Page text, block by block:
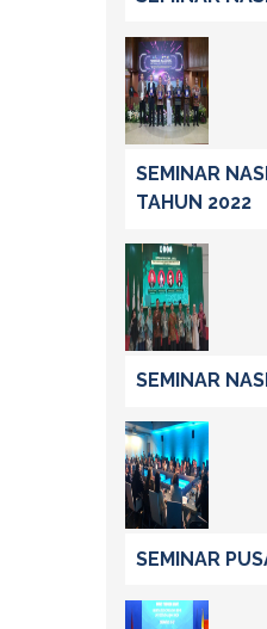
SEMINAR
TAHUN 2022
SEMINAR
SEMINAR